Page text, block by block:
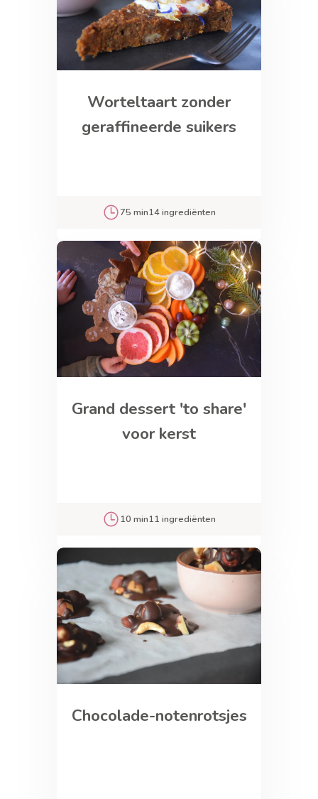
Worteltaart zonder
geraffineerde suikers
75 min14 ingrediënten
Grand dessert 'to share'
voor kerst
10 min11 ingrediënten
Chocolade-notenrotsjes